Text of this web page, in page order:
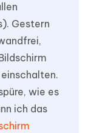
Gestern
wie es
ich das